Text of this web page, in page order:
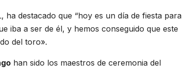
ha destacado que “hoy es un día de fiesta para
iba a ser de él, y hemos conseguido que este
del toro».
han sido los maestros de ceremonia del